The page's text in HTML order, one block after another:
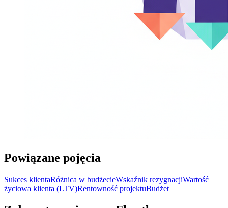
Powiązane pojęcia
Sukces klientaRóżnica w budżecieWskaźnik rezygnacjiWartość
życiowa klienta (LTV)Rentowność projektuBudżet